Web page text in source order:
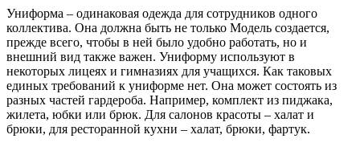
Униформа – одинаковая одежда для сотрудников одного
коллектива. Она должна быть не только Модель создается,
прежде всего, чтобы в ней было удобно работать, но и
внешний вид также важен. Униформу используют в
некоторых лицеях и гимназиях для учащихся. Как таковых
единых требований к униформе нет. Она может состоять из
разных частей гардероба. Например, комплект из пиджака,
жилета, юбки или брюк. Для салонов красоты – халат и
брюки, для ресторанной кухни – халат, брюки, фартук.